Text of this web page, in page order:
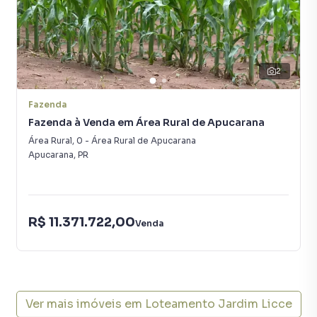
Rua Luiz Antonio Dutra da Cruz - Lote com 520,46 m²
Terreno para Venda em região valorizada do bairro
Loteamento Jardim Licce, em Apucarana. Não encontrou
o que procurava ou deseja mais informações sobre
Terreno em Apucarana? Entre em contato com nossa
equipe pelo telefone (43) 99661-9582.
empreendimentos em construção ou lançamentos na
de Apucarana. Aqui você encontra milhares de ofertas para
2
Fazenda
Fazenda à Venda em Área Rural de Apucarana
Área Rural, 0 - Área Rural de Apucarana
Apucarana, PR
R$ 11.371.722,00Venda
Ver mais imóveis em Loteamento Jardim Licce